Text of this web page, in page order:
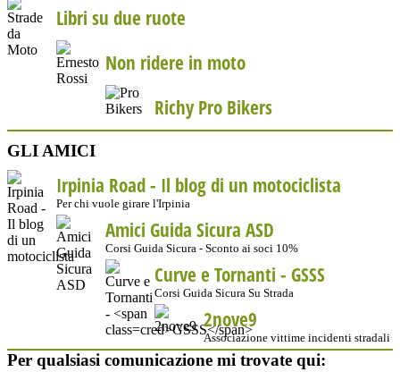
Libri su due ruote
Non ridere in moto
Richy Pro Bikers
GLI AMICI
Irpinia Road - Il blog di un motociclista
Per chi vuole girare l'Irpinia
Amici Guida Sicura ASD
Corsi Guida Sicura - Sconto ai soci 10%
Curve e Tornanti - GSSS
Corsi Guida Sicura Su Strada
2nove9
Associazione vittime incidenti stradali
Per qualsiasi comunicazione mi trovate qui: